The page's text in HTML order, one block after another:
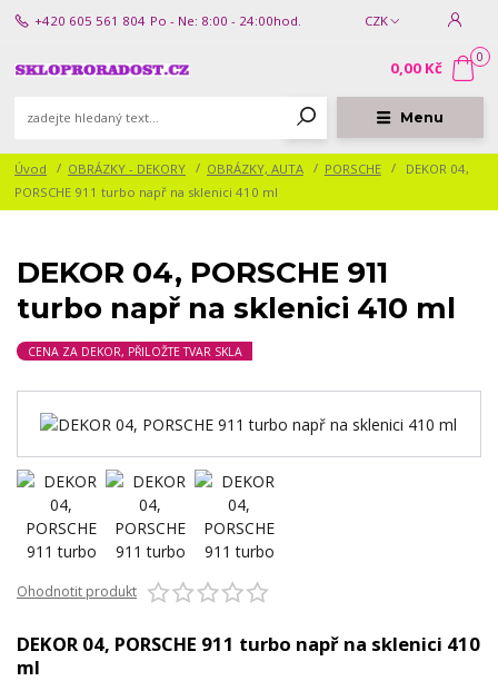
Menu
CZK
+420 605 561 804 Po - Ne: 8:00 - 24:00hod.
0
0,00 Kč
Úvod OBRÁZKY - DEKORY OBRÁZKY, AUTA PORSCHE
DEKOR 04,
PORSCHE 911 turbo např na sklenici 410 ml
DEKOR 04, PORSCHE 911
turbo např na sklenici 410 ml
CENA ZA DEKOR, PŘILOŽTE TVAR SKLA
Ohodnotit produkt
DEKOR 04, PORSCHE 911 turbo např na sklenici 410
ml